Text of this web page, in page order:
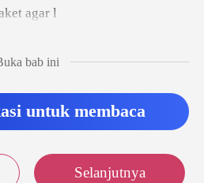
bab ini
untuk membaca
Selanjutnya